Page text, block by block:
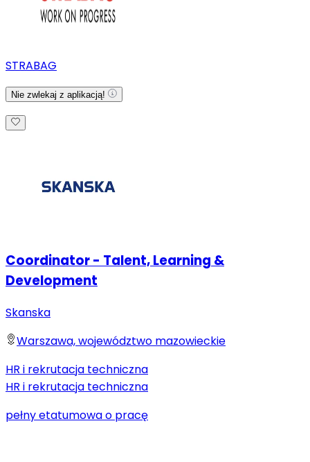
STRABAG
Nie zwlekaj z aplikacją!
Coordinator - Talent, Learning &
Development
Skanska
Warszawa, województwo mazowieckie
HR i rekrutacja techniczna
HR i rekrutacja techniczna
pełny etatumowa o pracę